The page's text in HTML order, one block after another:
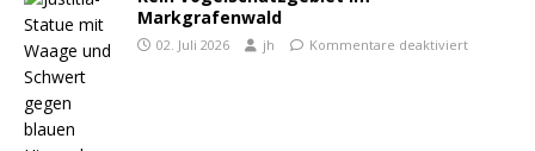
Markgrafenwald
02. Juli 2026 jh Kommentare deaktiviert